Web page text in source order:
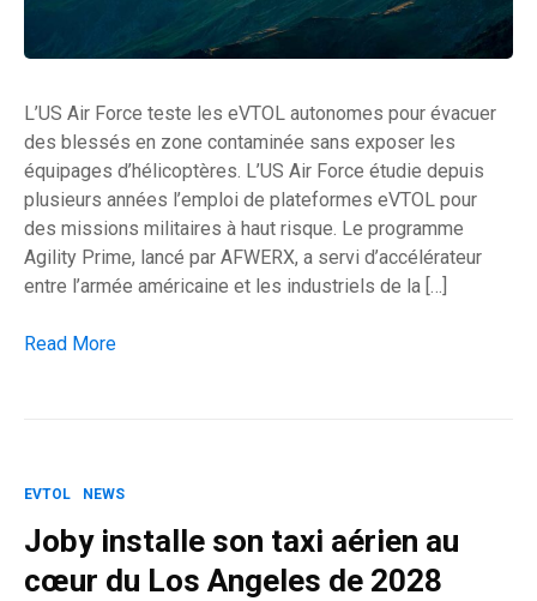
L’US Air Force teste les eVTOL autonomes pour évacuer
des blessés en zone contaminée sans exposer les
équipages d’hélicoptères. L’US Air Force étudie depuis
plusieurs années l’emploi de plateformes eVTOL pour
des missions militaires à haut risque. Le programme
Agility Prime, lancé par AFWERX, a servi d’accélérateur
entre l’armée américaine et les industriels de la […]
Les eVTOL militaires préparent l’évacuation sans équipage
Read More
EVTOL NEWS
Joby installe son taxi aérien au
cœur du Los Angeles de 2028